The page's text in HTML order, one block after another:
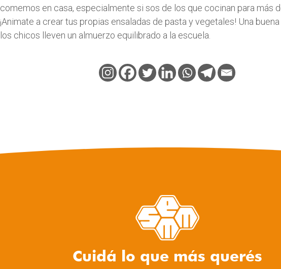
comemos en casa, especialmente si sos de los que cocinan para más
¡Animate a crear tus propias ensaladas de pasta y vegetales! Una
los chicos lleven un almuerzo equilibrado a la escuela.
Cuidá lo que más querés